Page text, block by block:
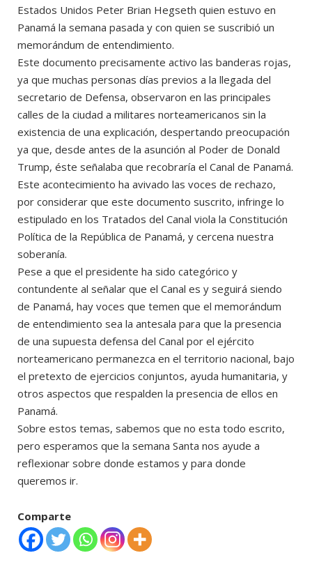
Estados Unidos Peter Brian Hegseth quien estuvo en
Panamá la semana pasada y con quien se suscribió un
memorándum de entendimiento.
Este documento precisamente activo las banderas rojas,
ya que muchas personas días previos a la llegada del
secretario de Defensa, observaron en las principales
calles de la ciudad a militares norteamericanos sin la
existencia de una explicación, despertando preocupación
ya que, desde antes de la asunción al Poder de Donald
Trump, éste señalaba que recobraría el Canal de Panamá.
Este acontecimiento ha avivado las voces de rechazo,
por considerar que este documento suscrito, infringe lo
estipulado en los Tratados del Canal viola la Constitución
Política de la República de Panamá, y cercena nuestra
soberanía.
Pese a que el presidente ha sido categórico y
contundente al señalar que el Canal es y seguirá siendo
de Panamá, hay voces que temen que el memorándum
de entendimiento sea la antesala para que la presencia
de una supuesta defensa del Canal por el ejército
norteamericano permanezca en el territorio nacional, bajo
el pretexto de ejercicios conjuntos, ayuda humanitaria, y
otros aspectos que respalden la presencia de ellos en
Panamá.
Sobre estos temas, sabemos que no esta todo escrito,
pero esperamos que la semana Santa nos ayude a
reflexionar sobre donde estamos y para donde
queremos ir.
Comparte